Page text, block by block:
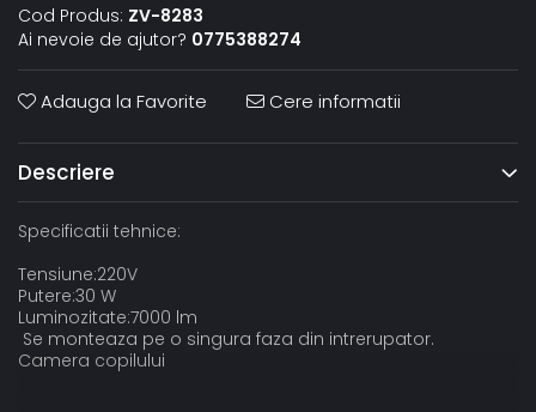
Cod Produs: ZV-8283
Ai nevoie de ajutor? 0775388274
Adauga la Favorite Cere informatii
Descriere
Specificatii tehnice:
Tensiune:220V
Putere:30 W
Luminozitate:7000 lm
Se monteaza pe o singura faza din intrerupator.
Camera copilului